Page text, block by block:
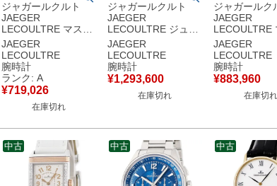
ジャガールクルト
JAEGER
LECOULTRE マスタ
ー コントロール デイ
ト Q1548530
176.8.40.S 青針 シー
スルーバック メンズ
腕時計自動巻き シル
バー 【中古】中古美
JAEGER
LECOULTRE
腕時計
ランク: A
¥719,026
在庫切れ
ジャガールクルト
JAEGER
LECOULTRE ジュワ
ィアリー 101 アトリ
エ 282.3.70 メーカー
OH済 K18WG無垢 純
正ダイヤ 角型 レディ
ース 腕時計手巻き シ
ルバー 【中古】
JAEGER
LECOULTRE
腕時計
¥1,293,600
在庫切れ
ジャガールク
JAEGER
LECOULTRE
ー ジオグラフ
142.880.922
142.8.92 リザ
マルシェ GMT
ト メンズ 腕時
巻き シルバー
JAEGER
LECOULTRE
腕時計
¥883,960
在庫切れ
中古 中古 中古